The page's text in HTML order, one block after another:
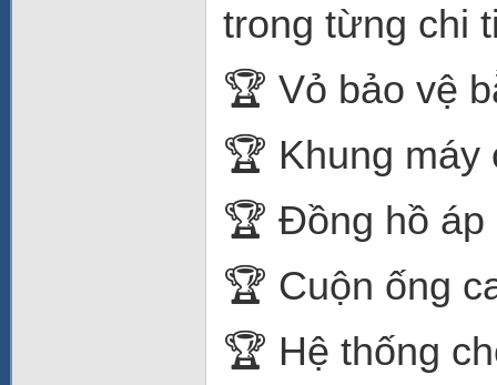
trong từng chi
🏆 Vỏ bảo vệ
🏆 Khung máy
🏆 Đồng hồ
🏆 Cuộn ống
🏆 Hệ thống